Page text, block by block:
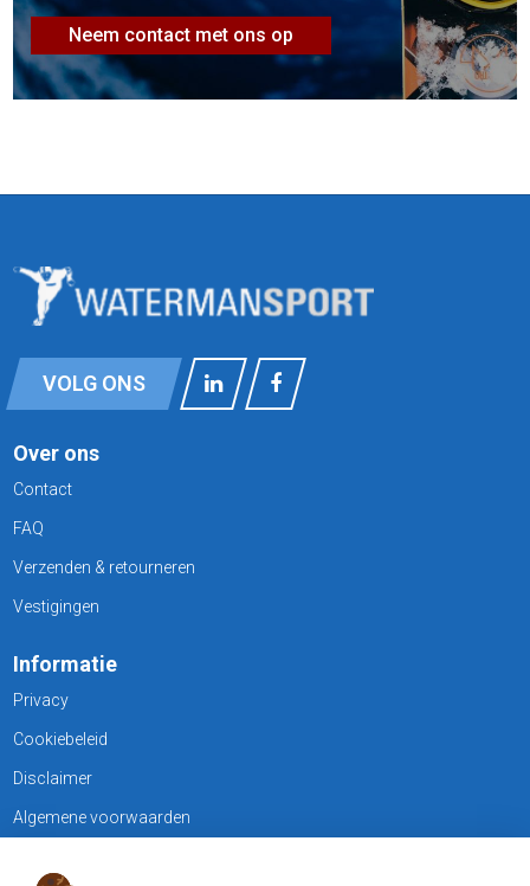
Neem contact met ons op
VOLG ONS
Over ons
Contact
FAQ
Verzenden & retourneren
Vestigingen
Informatie
Privacy
Cookiebeleid
Disclaimer
Algemene voorwaarden